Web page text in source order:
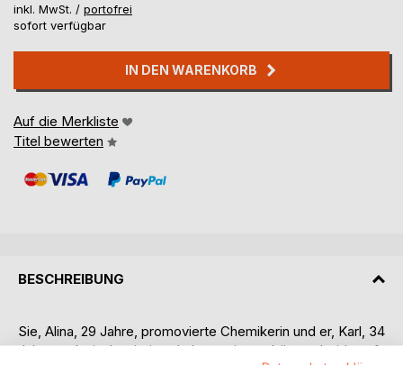
inkl. MwSt. / portofrei
sofort verfügbar
IN DEN WARENKORB
Auf die Merkliste
Titel bewerten
BESCHREIBUNG
Sie, Alina, 29 Jahre, promovierte Chemikerin und er, Karl, 34
Jahre und wissbegieriger Laborassistent können beide auf